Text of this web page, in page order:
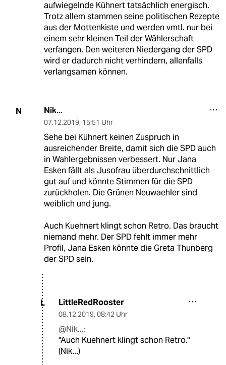
aufwiegelnde Kühnert tatsächlich energisch.
Trotz allem stammen seine politischen Rezepte
aus der Mottenkiste und werden vmtl. nur bei
einem sehr kleinen Teil der Wählerschaft
verfangen. Den weiteren Niedergang der SPD
wird er dadurch nicht verhindern, allenfalls
verlangsamen können.
N Nik...
07.12.2019, 15:51 Uhr
Sehe bei Kühnert keinen Zuspruch in
ausreichender Breite, damit sich die SPD auch
in Wahlergebnissen verbessert. Nur Jana
Esken fällt als Jusofrau überdurchschnittlich
gut auf und könnte Stimmen für die SPD
zurückholen. Die Grünen Neuwaehler sind
weiblich und jung.
Auch Kuehnert klingt schon Retro. Das braucht
niemand mehr. Der SPD fehlt immer mehr
Profil, Jana Esken könnte die Greta Thunberg
der SPD sein.
L LittleRedRooster
08.12.2019, 08:42 Uhr
@Nik...:
"Auch Kuehnert klingt schon Retro."
(Nik...)